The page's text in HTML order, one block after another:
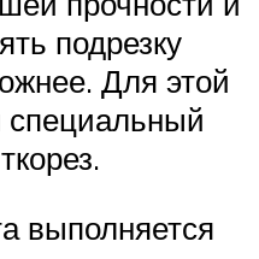
подрезку
Для этой
специальный
выполняется